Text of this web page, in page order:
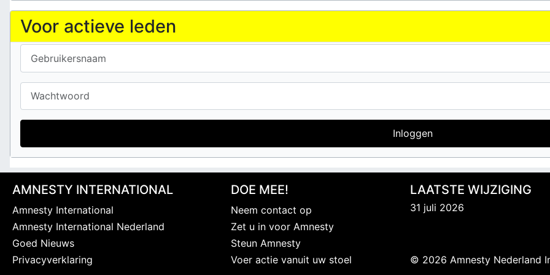
Voor actieve leden
Gebruikersnaam
Wachtwoord
Inloggen
AMNESTY INTERNATIONAL
Amnesty International
Amnesty International Nederland
Goed Nieuws
Privacyverklaring
DOE MEE!
Neem contact op
Zet u in voor Amnesty
Steun Amnesty
Voer actie vanuit uw stoel
LAATSTE WIJZIGING
31 juli 2026
© 2026 Amnesty Nederland